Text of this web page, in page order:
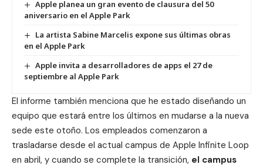
Apple planea un gran evento de clausura del 50
aniversario en el Apple Park
La artista Sabine Marcelis expone sus últimas obras
en el Apple Park
Apple invita a desarrolladores de apps el 27 de
septiembre al Apple Park
El informe también menciona que he estado diseñando un
equipo que estará entre los últimos en mudarse a la nueva
sede este otoño. Los empleados comenzaron a
trasladarse desde el actual campus de Apple Infinite Loop
en abril, y cuando se complete la transición, el campus